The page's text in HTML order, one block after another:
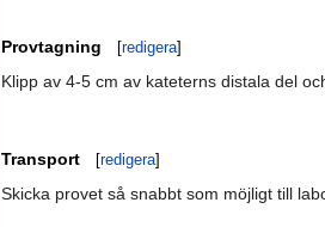
Provtagning [redigera]
Klipp av 4-5 cm av kateterns distala del
Transport [redigera]
Skicka provet så snabbt som möjligt till